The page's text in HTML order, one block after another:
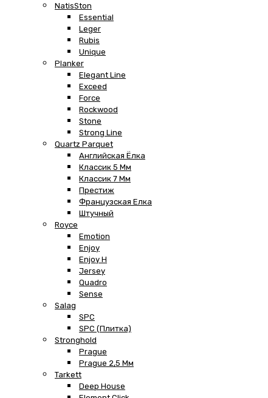
NatisSton
Essential
Leger
Rubis
Unique
Planker
Elegant Line
Exceed
Force
Rockwood
Stone
Strong Line
Quartz Parquet
Английская Ёлка
Классик 5 Мм
Классик 7 Мм
Престиж
Французская Елка
Штучный
Royce
Emotion
Enjoy
Enjoy H
Jersey
Quadro
Sense
Salag
SPC
SPC (плитка)
Stronghold
Prague
Prague 2,5 Мм
Tarkett
Deep House